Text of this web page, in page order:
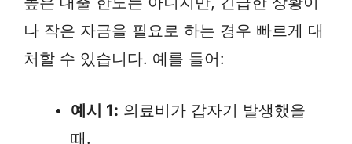
나 작은 자금을 필요로 하는 경우 빠르게 대
처할 수 있습니다. 예를 들어:
예시 1: 의료비가 갑자기 발생했을
때.